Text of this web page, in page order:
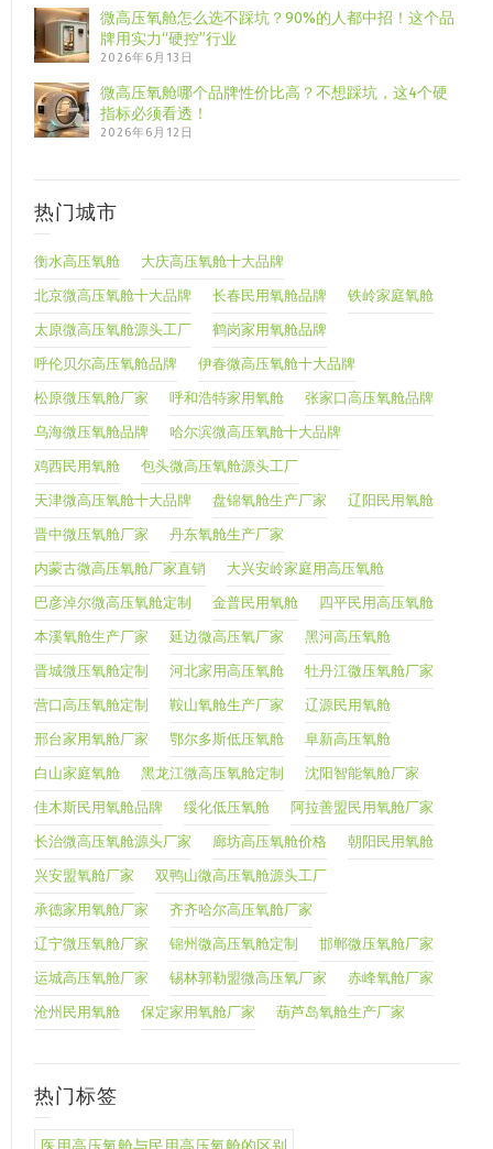
微高压氧舱怎么选不踩坑？90%的人都中招！这个品
牌用实力“硬控”行业
2026年6月13日
微高压氧舱哪个品牌性价比高？不想踩坑，这4个硬
指标必须看透！
2026年6月12日
热门城市
衡水高压氧舱 大庆高压氧舱十大品牌
北京微高压氧舱十大品牌 长春民用氧舱品牌 铁岭家庭氧舱
太原微高压氧舱源头工厂 鹤岗家用氧舱品牌
呼伦贝尔高压氧舱品牌 伊春微高压氧舱十大品牌
松原微压氧舱厂家 呼和浩特家用氧舱 张家口高压氧舱品牌
乌海微压氧舱品牌 哈尔滨微高压氧舱十大品牌
鸡西民用氧舱 包头微高压氧舱源头工厂
天津微高压氧舱十大品牌 盘锦氧舱生产厂家 辽阳民用氧舱
晋中微压氧舱厂家 丹东氧舱生产厂家
内蒙古微高压氧舱厂家直销 大兴安岭家庭用高压氧舱
巴彦淖尔微高压氧舱定制 金普民用氧舱 四平民用高压氧舱
本溪氧舱生产厂家 延边微高压氧厂家 黑河高压氧舱
晋城微压氧舱定制 河北家用高压氧舱 牡丹江微压氧舱厂家
营口高压氧舱定制 鞍山氧舱生产厂家 辽源民用氧舱
邢台家用氧舱厂家 鄂尔多斯低压氧舱 阜新高压氧舱
白山家庭氧舱 黑龙江微高压氧舱定制 沈阳智能氧舱厂家
佳木斯民用氧舱品牌 绥化低压氧舱 阿拉善盟民用氧舱厂家
长治微高压氧舱源头厂家 廊坊高压氧舱价格 朝阳民用氧舱
兴安盟氧舱厂家 双鸭山微高压氧舱源头工厂
承德家用氧舱厂家 齐齐哈尔高压氧舱厂家
辽宁微压氧舱厂家 锦州微高压氧舱定制 邯郸微压氧舱厂家
运城高压氧舱厂家 锡林郭勒盟微高压氧厂家 赤峰氧舱厂家
沧州民用氧舱 保定家用氧舱厂家 葫芦岛氧舱生产厂家
热门标签